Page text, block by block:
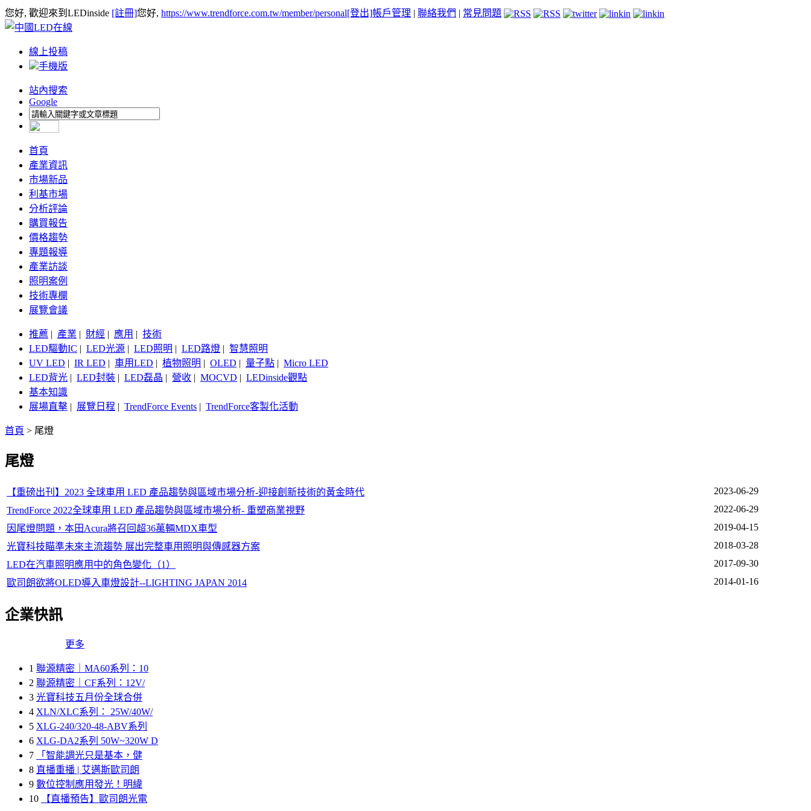
您好, 歡迎來到LEDinside [註冊]您好, https://www.trendforce.com.tw/member/personal[登出]帳戶管理 | 聯絡我們 | 常見問題
線上投稿
手機版
站內搜索
Google
首頁
產業資訊
市場新品
利基市場
分析評論
購買報告
價格趨勢
專題報導
產業訪談
照明案例
技術專欄
展覽會議
推薦 | 產業 | 財經 | 應用 | 技術
LED驅動IC | LED光源 | LED照明 | LED路燈 | 智慧照明
UV LED | IR LED | 車用LED | 植物照明 | OLED | 量子點 | Micro LED
LED背光 | LED封裝 | LED磊晶 | 營收 | MOCVD | LEDinside觀點
基本知識
展場直擊 | 展覽日程 | TrendForce Events | TrendForce客製化活動
首頁 > 尾燈
尾燈
【重磅出刊】2023 全球車用 LED 產品趨勢與區域市場分析-迎接創新技術的黃金時代
2023-06-29
TrendForce 2022全球車用 LED 產品趨勢與區域市場分析- 重塑商業視野
2022-06-29
因尾燈問題，本田Acura將召回超36萬輛MDX車型
2019-04-15
光寶科技瞄準未來主流趨勢 展出完整車用照明與傳感器方案
2018-03-28
LED在汽車照明應用中的角色變化（1）
2017-09-30
歐司朗欲將OLED導入車燈設計--LIGHTING JAPAN 2014
2014-01-16
企業快訊
更多
1 聯源精密｜MA60系列：10
2 聯源精密｜CF系列：12V/
3 光寶科技五月份全球合併
4 XLN/XLC系列： 25W/40W/
5 XLG-240/320-48-ABV系列
6 XLG-DA2系列 50W~320W D
7
「智能調光只是基本，健
8 直播重播 | 艾邁斯歐司朗
9 數位控制應用發光！明緯
10
【直播預告】歐司朗光電